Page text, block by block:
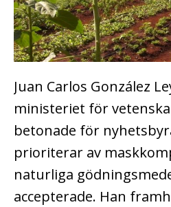
Juan Carlos González
ministeriet för
betonade för
prioriterar av
naturliga
accepterade. Han